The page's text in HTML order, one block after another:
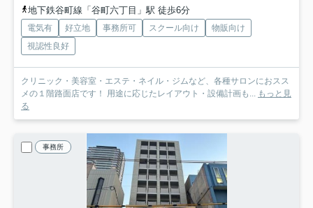
地下鉄谷町線「谷町六丁目」駅 徒歩6分
電気有 好立地 事務所可 スクール向け
物販向け
視認性良好
クリニック・美容室・エステ・ネイル・ジムなど、各種サロンにおスス
メの１階路面店です！ 用途に応じたレイアウト・設備計画も... もっと見
る
事務所